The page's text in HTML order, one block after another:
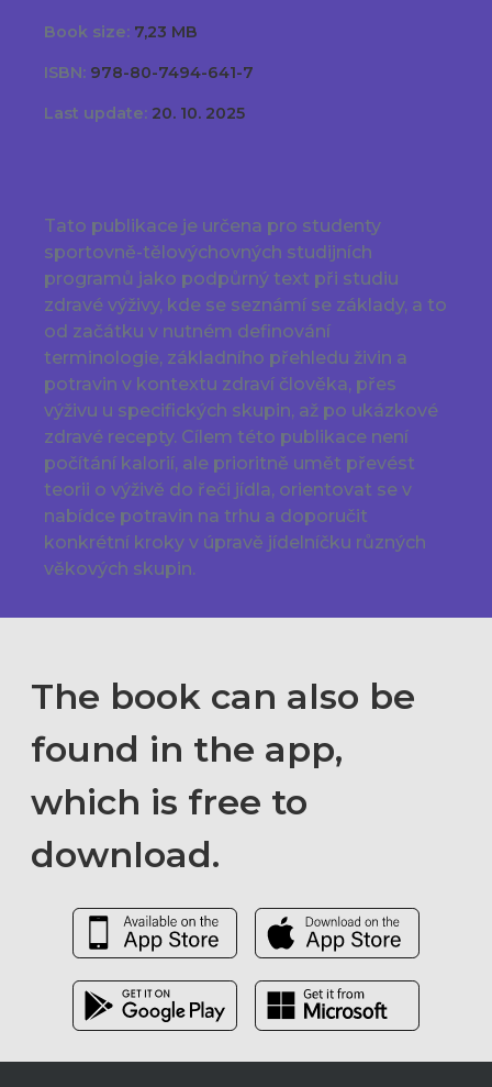
Book size: 7,23 MB
ISBN: 978-80-7494-641-7
Last update: 20. 10. 2025
Tato publikace je určena pro studenty
sportovně-tělovýchovných studijních
programů jako podpůrný text při studiu
zdravé výživy, kde se seznámí se základy, a to
od začátku v nutném definování
terminologie, základního přehledu živin a
potravin v kontextu zdraví člověka, přes
výživu u specifických skupin, až po ukázkové
zdravé recepty. Cílem této publikace není
počítání kalorií, ale prioritně umět převést
teorii o výživě do řeči jídla, orientovat se v
nabídce potravin na trhu a doporučit
konkrétní kroky v úpravě jídelníčku různých
věkových skupin.
The book can also be
found in the app,
which is free to
download.